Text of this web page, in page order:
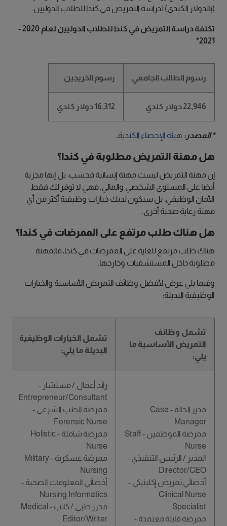
(بالدولار الكندي) لدراسة التمريض في كندا للطلاب الدوليين.
تكلفة دراسة التمريض في كندا للطلاب الدوليين لعام 2020 -
2021*
رسوم الطالب الجامعي رسوم الخريجين
22,946 دولار كندي 16,312 دولار كندي
* المصدر: هيئة الإحصاء الكندية.
هل مهنة التمريض مطلوبة في كندا؟
إن مهنة التمريض ليست مهنة إنسانية فحسب، بل إنها مجزية
أيضا على المستوى الشخصي والمالي. فهي لا توفر لك فقط
الأمان الوظيفي، بل سيكون لديك خيارات وظيفية أكثر من أي
مهنة رعاية صحية أخرى.
هل هناك طلب مرتفع على الممرضات في كندا؟
هناك طلب مرتفع للغاية على الممرضات في كندا، فالمهنة
مطلوبة داخل المستشفيات وخارجها.
وفيما يلي عرض لأفضل وظائف التمريض الأساسية والخيارات
الوظيفية البديلة:
تشمل وظائف
التمريض الأساسية ما
يلي:
تشمل الخيارات الوظيفية
البديلة ما يلي:
مدير الحالة - Case
Manager
ممرضة الموظفين - Staff
Nurse
المدير / الرئيس التنفيذي -
Director/CEO
أخصائي تمريض إكلينيكي -
Clinical Nurse
Specialist
ممرضة قابلة معتمدة -
رائد أعمال / مستشار -
Entrepreneur/Consultant
ممرضة الطب الشرعي -
Forensic Nurse
ممرضة شاملة - Holistic
Nurse
ممرضة عسكرية - Military
Nursing
أخصائي المعلومات الصحية -
Nursing Informatics
محرر طبي / كاتب - Medical
Editor/Writer